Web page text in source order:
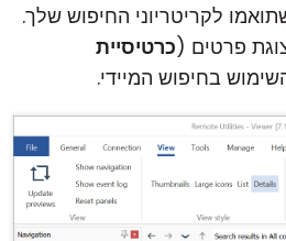
לקריטריוני החיפוש שלך.
פרטים (כרטיסיית
בחיפוש המיידי.